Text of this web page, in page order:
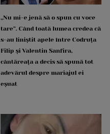
„Nu mi-e jenă să o spun cu voce
tare”. Când toată lumea credea că
s-au liniștit apele între Codruța
Filip și Valentin Sanfira,
cântăreața a decis să spună tot
adevărul despre mariajul ei
eșuat